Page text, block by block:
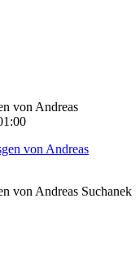
von Andreas
von Andreas Suchanek